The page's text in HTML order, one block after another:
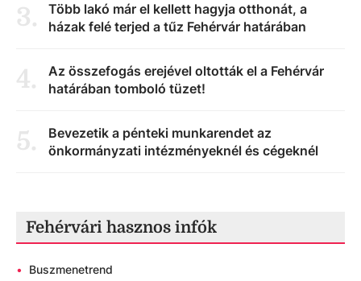
3.
Több lakó már el kellett hagyja otthonát, a
házak felé terjed a tűz Fehérvár határában
4.
Az összefogás erejével oltották el a Fehérvár
határában tomboló tüzet!
5.
Bevezetik a pénteki munkarendet az
önkormányzati intézményeknél és cégeknél
Fehérvári hasznos infók
• Buszmenetrend